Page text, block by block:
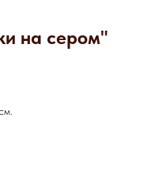
на сером"